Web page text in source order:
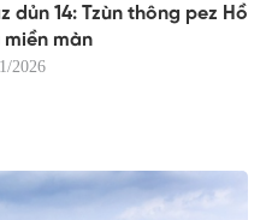
dủn 14: Tzùn thông pez Hồ
miền màn
2026